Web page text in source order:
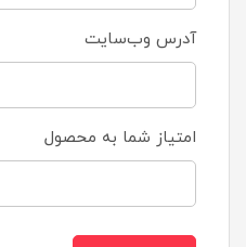
آدرس وب‌سایت
امتیاز شما به محصول